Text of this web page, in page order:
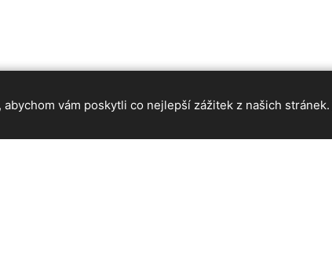
abychom vám poskytli co nejlepší zážitek z našich stránek.